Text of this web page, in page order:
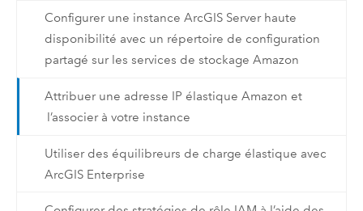
Configurer une instance ArcGIS Server haute
disponibilité avec un répertoire de configuration
partagé sur les services de stockage Amazon
Attribuer une adresse IP élastique Amazon et
l’associer à votre instance
Utiliser des équilibreurs de charge élastique avec
ArcGIS Enterprise